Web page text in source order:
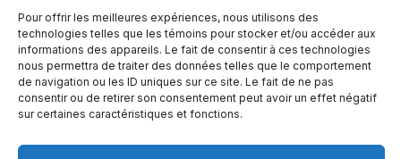
Pour offrir les meilleures expériences, nous utilisons des
technologies telles que les témoins pour stocker et/ou accéder aux
informations des appareils. Le fait de consentir à ces technologies
nous permettra de traiter des données telles que le comportement
de navigation ou les ID uniques sur ce site. Le fait de ne pas
consentir ou de retirer son consentement peut avoir un effet négatif
sur certaines caractéristiques et fonctions.